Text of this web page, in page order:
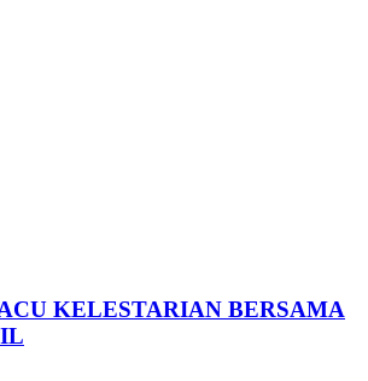
KELESTARIAN BERSAMA